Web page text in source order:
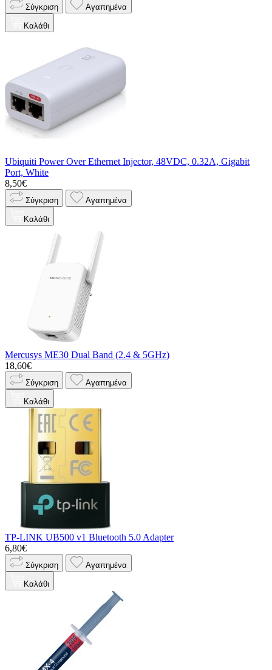
Σύγκριση Αγαπημένα
Καλάθι
Ubiquiti Power Over Ethernet Injector, 48VDC, 0.32A, Gigabit
Port, White
8,50€
Σύγκριση Αγαπημένα
Καλάθι
Mercusys ME30 Dual Band (2.4 & 5GHz)
18,60€
Σύγκριση Αγαπημένα
Καλάθι
TP-LINK UB500 v1 Bluetooth 5.0 Adapter
6,80€
Σύγκριση Αγαπημένα
Καλάθι